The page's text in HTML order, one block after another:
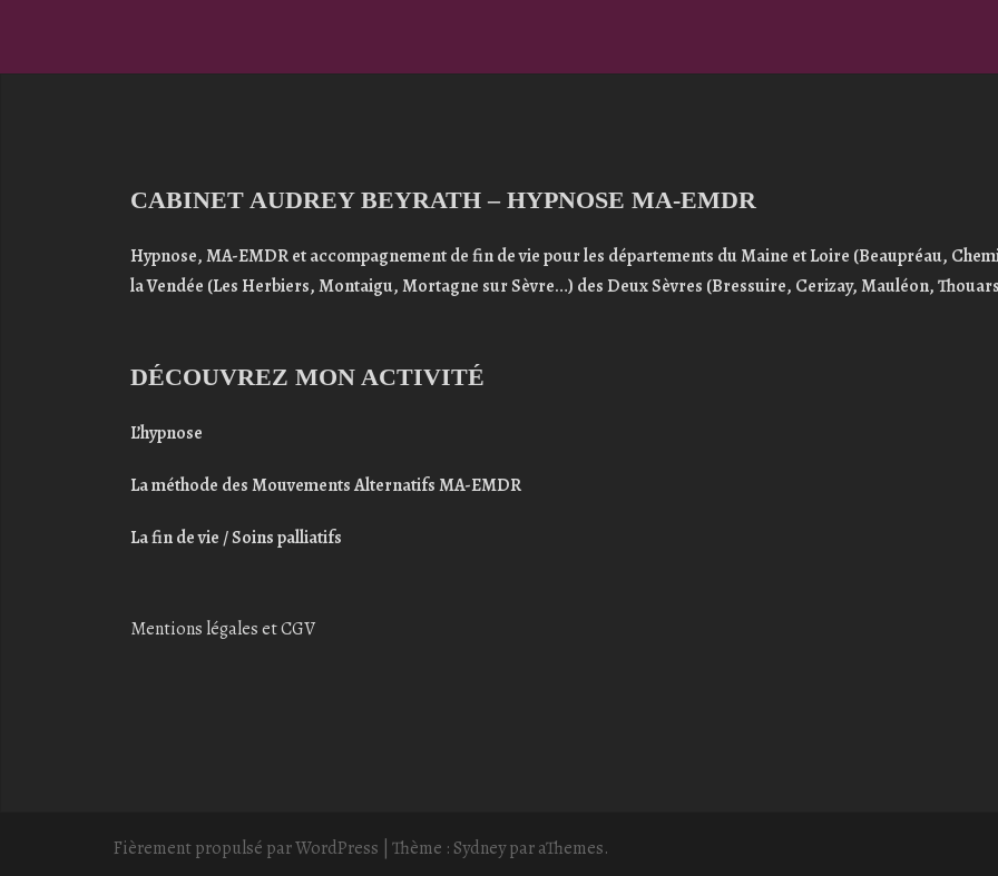
CABINET AUDREY BEYRATH – HYPNOSE MA-EMDR
Hypnose,MA-EMDRetaccompagnement de fin de viepour les départements duMaine et Loire (Beaupréau,
laVendée (Les Herbiers, Montaigu, Mortagne sur Sèvre…) desDeux Sèvres (Bressuire, Cerizay,Mauléon,
DÉCOUVREZ MON ACTIVITÉ
L’hypnose
La méthode des Mouvements Alternatifs MA-EMDR
La fin de vie / Soins palliatifs
Mentions légales et CGV
Fièrement propulsé par WordPress Thème : Sydneypar aThemes.